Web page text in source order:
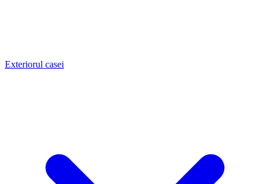
Exteriorul casei